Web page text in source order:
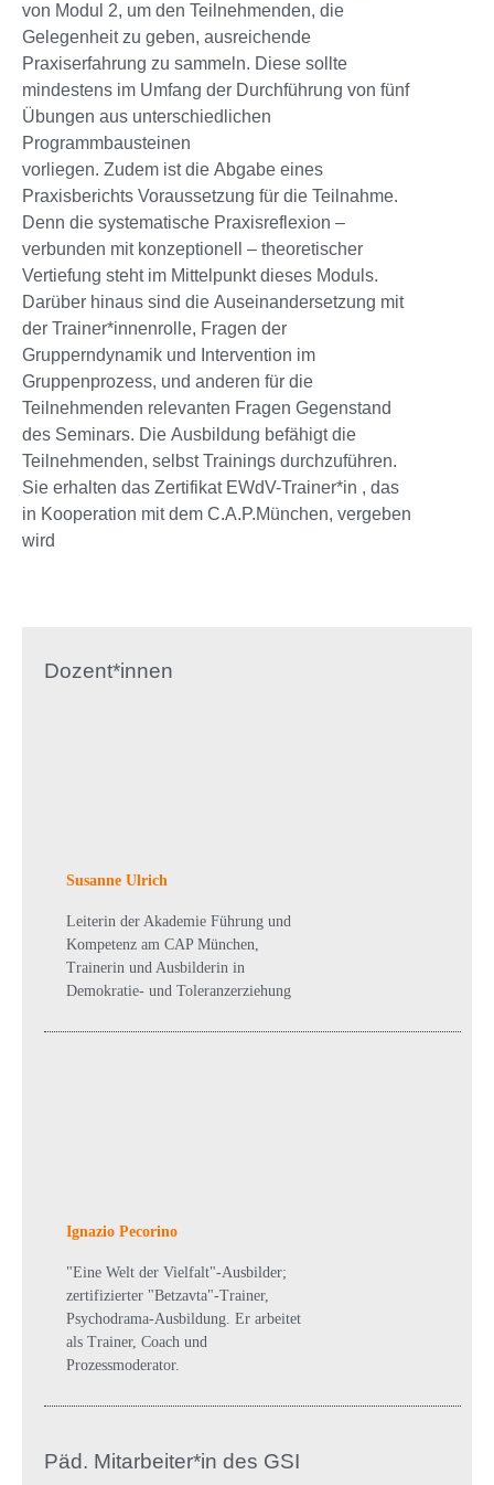
von Modul 2, um den Teilnehmenden, die
Gelegenheit zu geben, ausreichende
Praxiserfahrung zu sammeln. Diese sollte
mindestens im Umfang der Durchführung von fünf
Übungen aus unterschiedlichen
Programmbausteinen
vorliegen. Zudem ist die Abgabe eines
Praxisberichts Voraussetzung für die Teilnahme.
Denn die systematische Praxisreflexion –
verbunden mit konzeptionell – theoretischer
Vertiefung steht im Mittelpunkt dieses Moduls.
Darüber hinaus sind die Auseinandersetzung mit
der Trainer*innenrolle, Fragen der
Grupperndynamik und Intervention im
Gruppenprozess, und anderen für die
Teilnehmenden relevanten Fragen Gegenstand
des Seminars. Die Ausbildung befähigt die
Teilnehmenden, selbst Trainings durchzuführen.
Sie erhalten das Zertifikat EWdV-Trainer*in , das
in Kooperation mit dem C.A.P.München, vergeben
wird
Dozent*innen
Susanne Ulrich
Leiterin der Akademie Führung und
Kompetenz am CAP München,
Trainerin und Ausbilderin in
Demokratie- und Toleranzerziehung
Ignazio Pecorino
"Eine Welt der Vielfalt"-Ausbilder;
zertifizierter "Betzavta"-Trainer,
Psychodrama-Ausbildung. Er arbeitet
als Trainer, Coach und
Prozessmoderator.
Päd. Mitarbeiter*in des GSI